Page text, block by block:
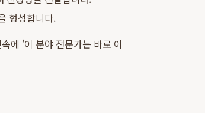
형성합니다.
에 '이 분야 전문가는 바로 이